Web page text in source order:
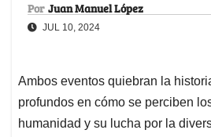
Por Juan Manuel López
JUL 10, 2024
Ambos eventos quiebran la
profundos en cómo se perciben
humanidad y su lucha por la